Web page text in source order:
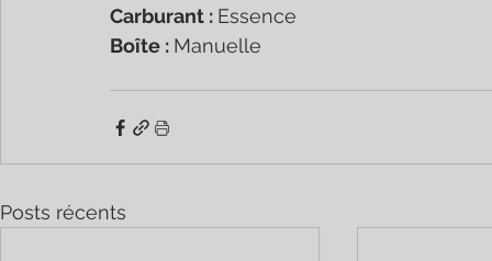
Carburant : Essence
Boîte : Manuelle
Posts récents